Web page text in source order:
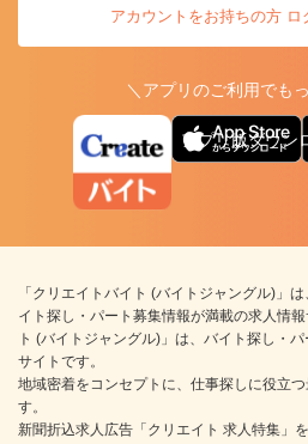
アカウントをお持ちの方 ロ
＼アプリのご利用でも
アプリ版ダウン
「クリエイトバイト (バイトジャングル)」
イト探し・パート募集情報が満載の求人情
ト (バイトジャングル)」は、バイト探し・
サイトです。
地域密着をコンセプトに、仕事探しに役立
す。
新聞折込求人広告「クリエイト 求人特集」